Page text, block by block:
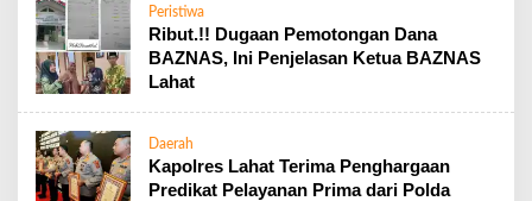
Peristiwa
Ribut.!! Dugaan Pemotongan Dana
BAZNAS, Ini Penjelasan Ketua BAZNAS
Lahat
Daerah
Kapolres Lahat Terima Penghargaan
Predikat Pelayanan Prima dari Polda